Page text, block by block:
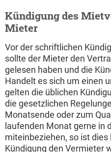
Kündigung des
Mieter
Vor der schriftlichen
sollte der Mieter den
gelesen haben und die
Handelt es sich um einen
gelten die üblichen
die gesetzlichen
Monatsende oder zum
laufenden Monat gerne in
miteinbeziehen, so ist
Kündigung den Vermieter